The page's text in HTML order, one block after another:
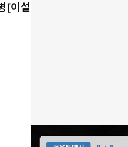
[이설